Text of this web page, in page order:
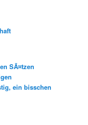
SÃ¤tzen
ein bisschen